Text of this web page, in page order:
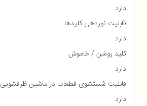
دارد
قابلیت نوردهی کلیدها
دارد
کلید روشن / خاموش
دارد
قابلیت شستشوی قطعات در ماشین ظرفشویی
دارد